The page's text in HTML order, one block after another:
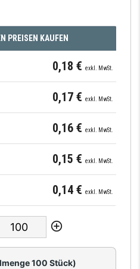
PREISEN KAUFEN
0,18 €exkl. MwSt.
0,17 €exkl. MwSt.
0,16 €exkl. MwSt.
0,15 €exkl. MwSt.
0,14 €exkl. MwSt.
100 Stück)